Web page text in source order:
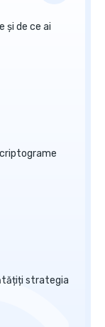
și de ce ai
strategia